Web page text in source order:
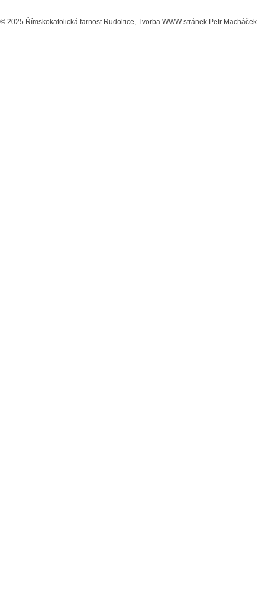
© 2025 Římskokatolická farnost Rudoltice, Tvorba WWW stránek Petr Macháček